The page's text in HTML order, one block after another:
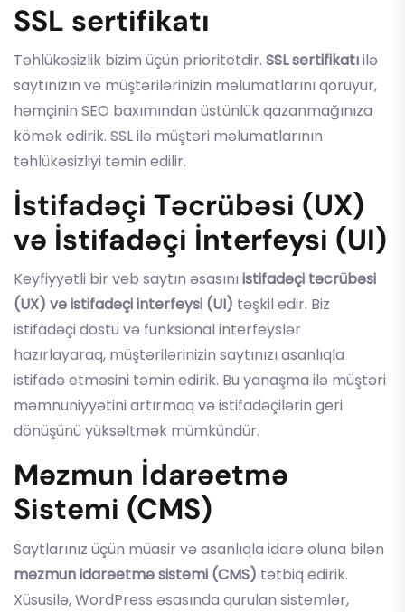
SSL sertifikatı
Təhlükəsizlik bizim üçün prioritetdir. SSL sertifikatıilə
saytınızın və müştərilərinizin məlumatlarını qoruyur,
həmçinin SEO baxımından üstünlük qazanmağınıza
kömək edirik. SSL ilə müştəri məlumatlarının
təhlükəsizliyi təmin edilir.
İstifadəçi Təcrübəsi (UX)
və İstifadəçi İnterfeysi (UI)
Keyfiyyətli bir veb saytın əsasını istifadəçi təcrübəsi
(UX) və istifadəçi interfeysi (UI) təşkil edir. Biz
istifadəçi dostu və funksional interfeyslər
hazırlayaraq, müştərilərinizin saytınızı asanlıqla
istifadə etməsini təmin edirik. Bu yanaşma ilə müştəri
məmnuniyyətini artırmaq və istifadəçilərin geri
dönüşünü yüksəltmək mümkündür.
Məzmun İdarəetmə
Sistemi (CMS)
Saytlarınız üçün müasir və asanlıqla idarə oluna bilən
məzmun idarəetmə sistemi (CMS) tətbiq edirik.
Xüsusilə, WordPress əsasında qurulan sistemlər,